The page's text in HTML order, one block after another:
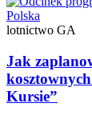
Polska
lotnictwo GA
Jak
Kursie”